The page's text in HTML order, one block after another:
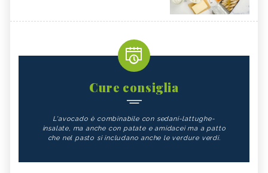
Cure consiglia
L'avocado è combinabile con sedani-lattughe-
insalate, ma anche con patate e amidacei ma a patto
che nel pasto si includano anche le verdure verdi.